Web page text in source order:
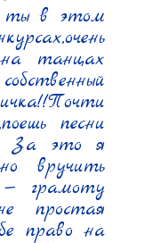
ты в этом
на танцах
песни
За это я
вручить
— грамоту
простая
право на